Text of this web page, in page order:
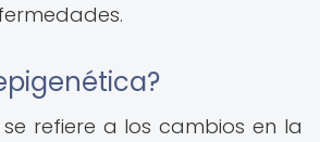
refiere a los cambios en la